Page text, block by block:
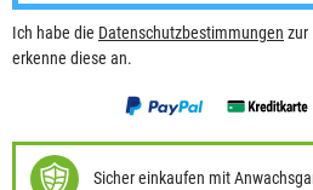
Ich habe die Datenschutzbestimmungen zur
erkenne diese an.
Sicher einkaufen mit